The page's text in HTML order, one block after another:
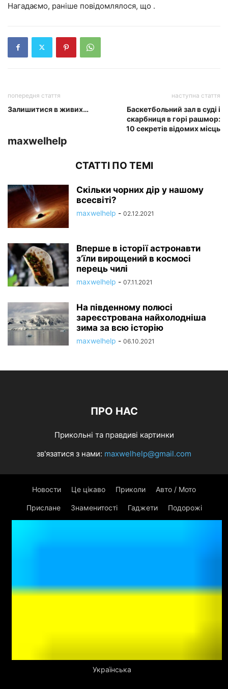
Нагадаємо, раніше повідомлялося, що .
попередня стаття
Залишитися в живих…
наступна стаття
Баскетбольний зал в суді і
скарбниця в горі рашмор:
10 секретів відомих місць
maxwelhelp
СТАТТІ ПО ТЕМІ
Скільки чорних дір у нашому
всесвіті?
maxwelhelp - 02.12.2021
Вперше в історії астронавти
з’їли вирощений в космосі
перець чилі
maxwelhelp - 07.11.2021
На південному полюсі
зареєстрована найхолодніша
зима за всю історію
maxwelhelp - 06.10.2021
ПРО НАС
Прикольні та правдиві картинки
зв'язатися з нами: maxwelhelp@gmail.com
Новости Це цікаво Приколи Авто / Мото
Прислане Знаменитості Гаджети Подорожі
Українська